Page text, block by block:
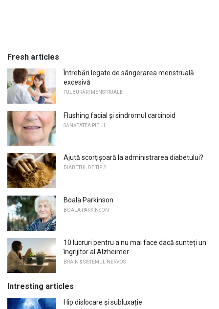
Fresh articles
Întrebări legate de sângerarea menstruală
excesivă
TULBURĂRI MENSTRUALE
Flushing facial și sindromul carcinoid
SĂNĂTATEA PIELII
Ajută scorțișoară la administrarea diabetului?
DIABETUL DE TIP 2
Boala Parkinson
BOALA PARKINSON
10 lucruri pentru a nu mai face dacă sunteți un
îngrijitor al Alzheimer
BRAIN & SISTEMUL NERVOS
Intresting articles
Hip dislocare și subluxație